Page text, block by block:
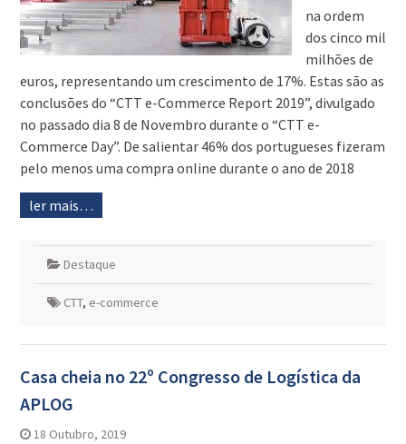
na ordem
dos cinco mil
milhões de
euros, representando um crescimento de 17%. Estas são as
conclusões do “CTT e-Commerce Report 2019”, divulgado
no passado dia 8 de Novembro durante o “CTT e-
Commerce Day”. De salientar 46% dos portugueses fizeram
pelo menos uma compra online durante o ano de 2018
ler mais…
Destaque
CTT, e-commerce
Casa cheia no 22º Congresso de Logística da
APLOG
18 Outubro, 2019